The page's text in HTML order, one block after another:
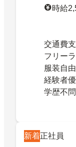
時給
交通費
フリー
服装自由
経験者
学歴不問
新着正社員